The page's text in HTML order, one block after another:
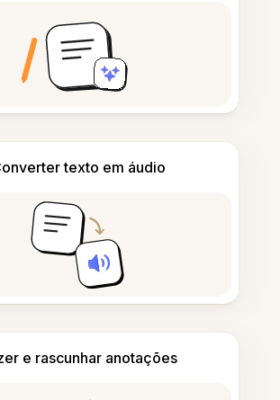
texto em áudio
e rascunhar anotações